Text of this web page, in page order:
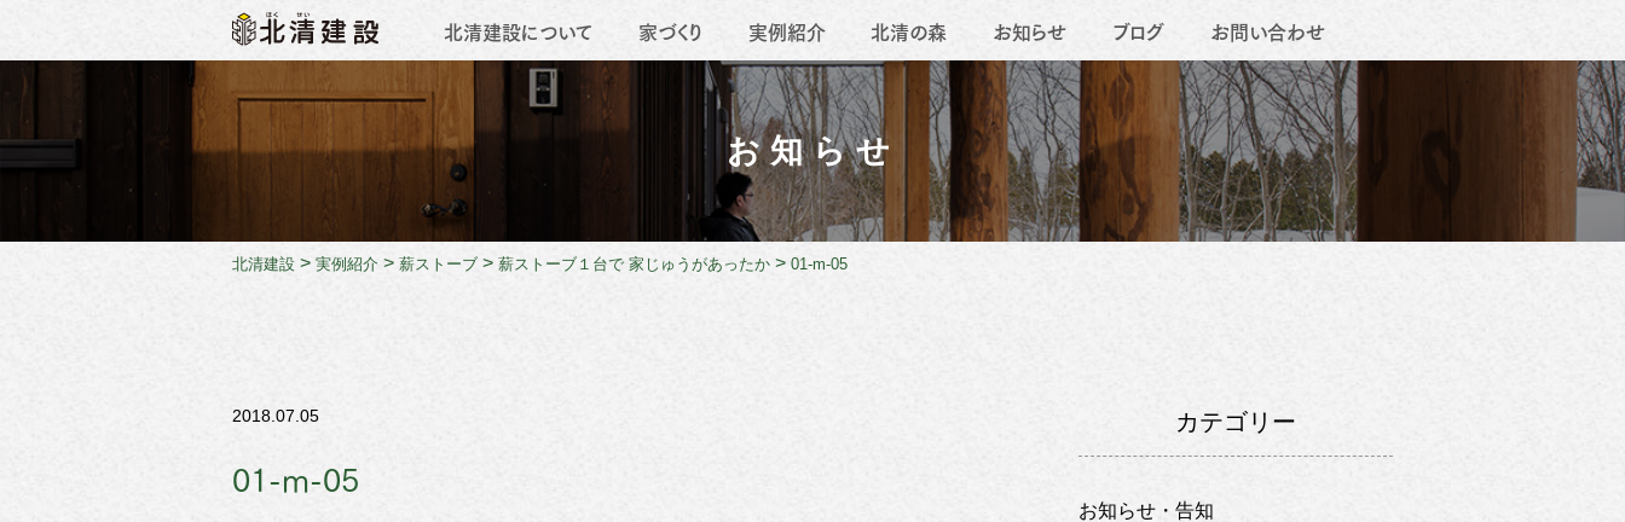
北清建設について
会社概要 職人たち
家づくり 実例紹介
薪ストーブ 移住 リフォーム
北清の森 お知らせ ブログ お問い合わせ
お知らせ
北清建設 > 実例紹介 > 薪ストーブ > 薪ストーブ１台で 家じゅうがあったか > 01-m-05
2018.07.05
01-m-05
カテゴリー
お知らせ・告知